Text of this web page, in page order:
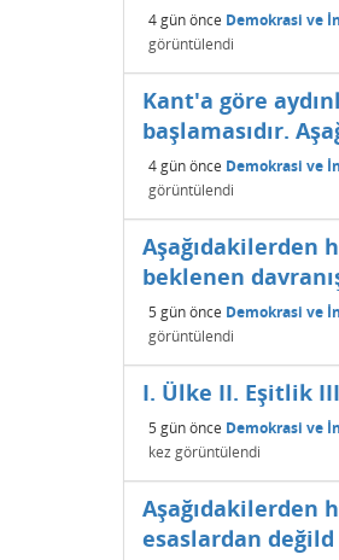
4 günönce Demokrasi ve
görüntülendi
Kant'a göre
başlamasıdır.
4 günönce Demokrasi ve
görüntülendi
Aşağıdakilerden
beklenen
5 günönce Demokrasi ve
görüntülendi
I. Ülke II. Eşitlik
5 günönce Demokrasi ve
kez görüntülendi
Aşağıdakilerden
esaslardan değild